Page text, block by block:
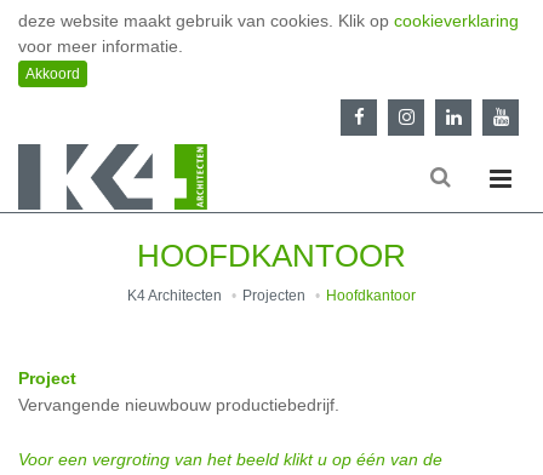
deze website maakt gebruik van cookies. Klik op cookieverklaring
voor meer informatie.
HOOFDKANTOOR
K4 Architecten Projecten Hoofdkantoor
Project
Vervangende nieuwbouw productiebedrijf.
Voor een vergroting van het beeld klikt u op één van de